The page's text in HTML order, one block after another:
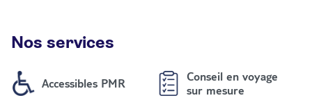
Nos services
Accessibles PMR
Conseil en voyage
sur mesure